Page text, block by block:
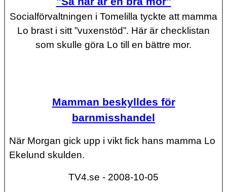
Socialförvaltningen i Tomelilla tyckte att mamma
Lo brast i sitt ”vuxenstöd”. Här är checklistan
som skulle göra Lo till en bättre mor.
Mamman beskylldes för
barnmisshandel
När Morgan gick upp i vikt fick hans mamma Lo
Ekelund skulden.
TV4.se - 2008-10-05